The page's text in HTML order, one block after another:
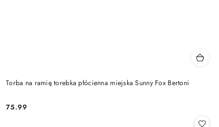
Torba na ramię torebka płócienna miejska Sunny Fox Bertoni
Cena:
75.99